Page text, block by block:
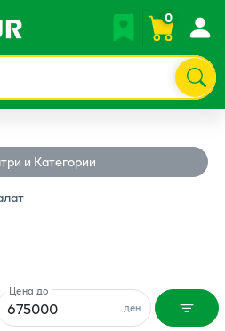
0
Филтри и Категории
ден.
Цена до